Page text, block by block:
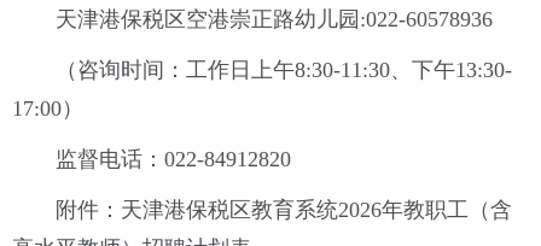
天津港保税区空港崇正路幼儿园:022-60578936
（咨询时间：工作日上午8:30-11:30、下午13:30-
17:00）
监督电话：022-84912820
附件：天津港保税区教育系统2026年教职工（含